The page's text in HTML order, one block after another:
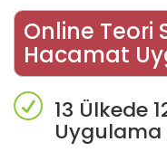
Online Teori
Hacamat
13 Ülkede
Uygulama